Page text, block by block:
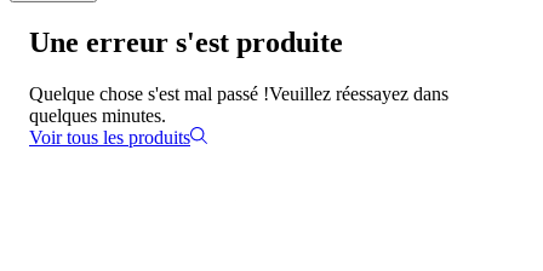
Une erreur s'est produite
Quelque chose s'est mal passé !Veuillez réessayez dans
quelques minutes.
Voir tous les produits